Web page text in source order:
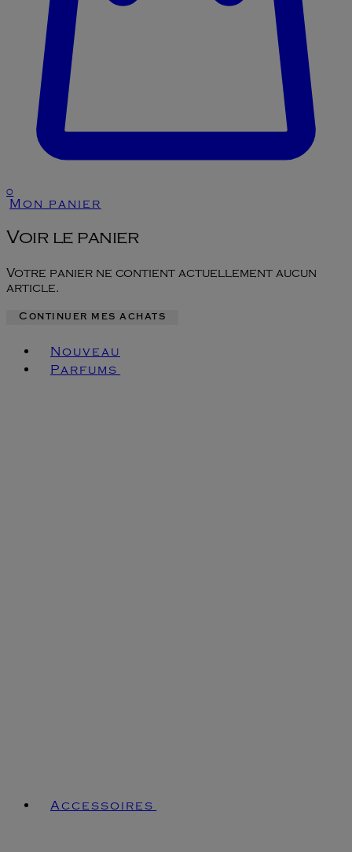
0
Mon panier
Voir le panier
Votre panier ne contient actuellement aucun
article.
Continuer mes achats
Nouveau
Parfums
Accessoires